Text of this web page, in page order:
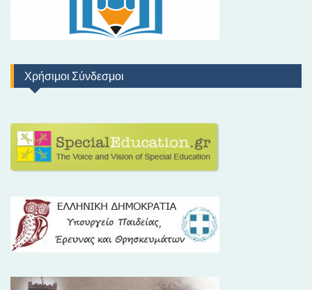
Χρήσιμοι Σύνδεσμοι